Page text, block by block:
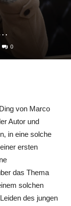
0
von Marco
Autor und
in eine solche
ersten
das Thema
solchen
des jungen